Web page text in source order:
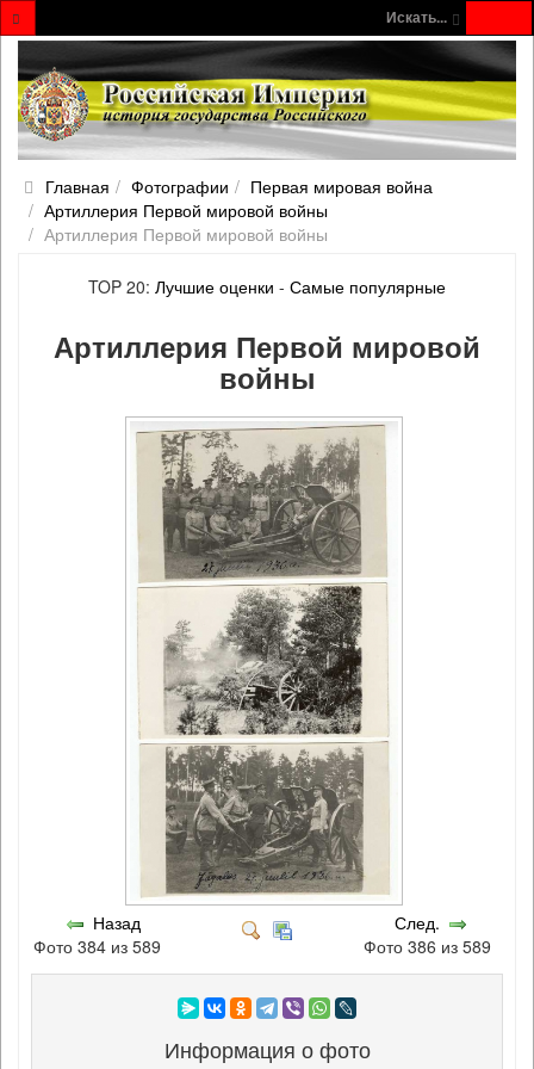
Искать...
Главная Фотографии
Первая мировая война
Артиллерия Первой мировой войны
Артиллерия Первой мировой войны
TOP 20: Лучшие оценки - Самые популярные
Артиллерия Первой мировой
войны
Назад
Фото 384 из 589
След.
Фото 386 из 589
Информация о фото